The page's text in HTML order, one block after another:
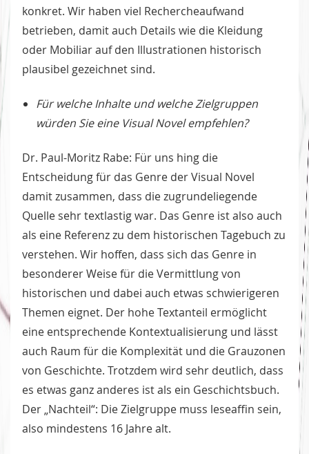
konkret. Wir haben viel Rechercheaufwand
betrieben, damit auch Details wie die Kleidung
oder Mobiliar auf den Illustrationen historisch
plausibel gezeichnet sind.
Für welche Inhalte und welche Zielgruppen
würden Sie eine Visual Novel empfehlen?
Dr. Paul-Moritz Rabe: Für uns hing die
Entscheidung für das Genre der Visual Novel
damit zusammen, dass die zugrundeliegende
Quelle sehr textlastig war. Das Genre ist also auch
als eine Referenz zu dem historischen Tagebuch zu
verstehen. Wir hoffen, dass sich das Genre in
besonderer Weise für die Vermittlung von
historischen und dabei auch etwas schwierigeren
Themen eignet. Der hohe Textanteil ermöglicht
eine entsprechende Kontextualisierung und lässt
auch Raum für die Komplexität und die Grauzonen
von Geschichte. Trotzdem wird sehr deutlich, dass
es etwas ganz anderes ist als ein Geschichtsbuch.
Der „Nachteil“: Die Zielgruppe muss leseaffin sein,
also mindestens 16 Jahre alt.